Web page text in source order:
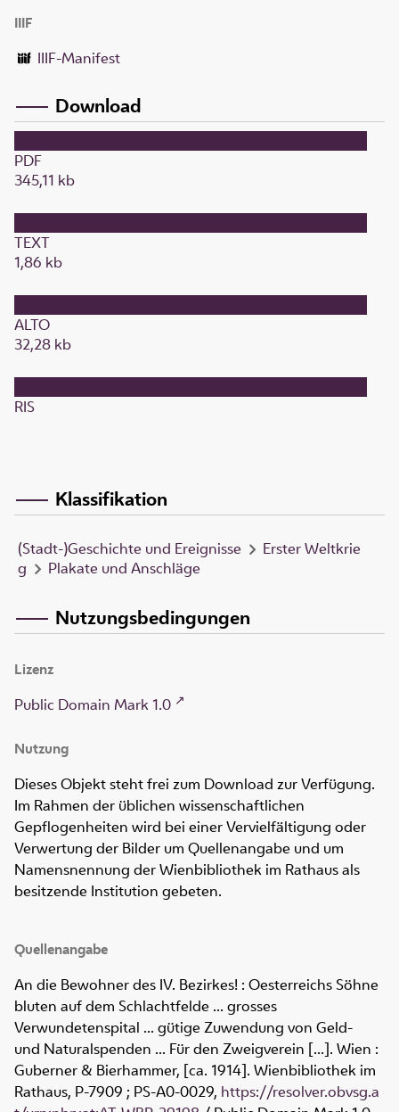
IIIF
IIIF-Manifest
Download
PDF
345,11 kb
TEXT
1,86 kb
ALTO
32,28 kb
RIS
Klassifikation
(Stadt-)Geschichte und Ereignisse
Erster Weltkrie
g
Plakate und Anschläge
Nutzungsbedingungen
Lizenz
Public Domain Mark 1.0
Nutzung
Dieses Objekt steht frei zum Download zur Verfügung.
Im Rahmen der üblichen wissenschaftlichen
Gepflogenheiten wird bei einer Vervielfältigung oder
Verwertung der Bilder um Quellenangabe und um
Namensnennung der Wienbibliothek im Rathaus als
besitzende Institution gebeten.
Quellenangabe
An die Bewohner des IV. Bezirkes! : Oesterreichs Söhne
bluten auf dem Schlachtfelde ... grosses
Verwundetenspital ... gütige Zuwendung von Geld-
und Naturalspenden ... Für den Zweigverein [...]. Wien :
Guberner & Bierhammer, [ca. 1914]. Wienbibliothek im
Rathaus, P-7909 ; PS-A0-0029, https://resolver.obvsg.a